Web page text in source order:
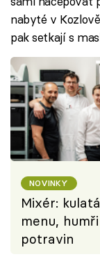
nabyté v
pak setkají s
NOVINKY
Mixér:
menu,
potravin